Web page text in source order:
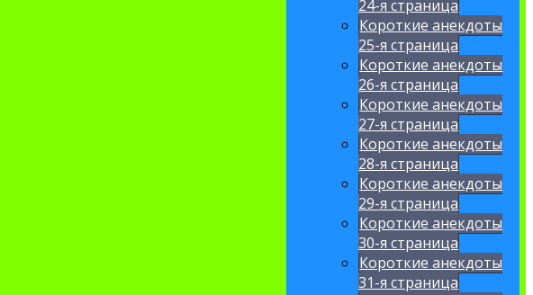
24-я страница
Короткие анекдоты
25-я страница
Короткие анекдоты
26-я страница
Короткие анекдоты
27-я страница
Короткие анекдоты
28-я страница
Короткие анекдоты
29-я страница
Короткие анекдоты
30-я страница
Короткие анекдоты
31-я страница